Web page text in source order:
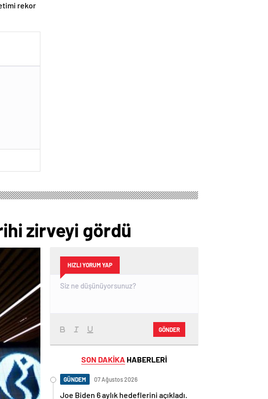
rekor
zirveyi gördü
HIZLI YORUM YAP
GÖNDER
SON DAKİKA HABERLERİ
GÜNDEM 07 Ağustos 2026
Joe Biden 6 aylık hedeflerini açıkladı.